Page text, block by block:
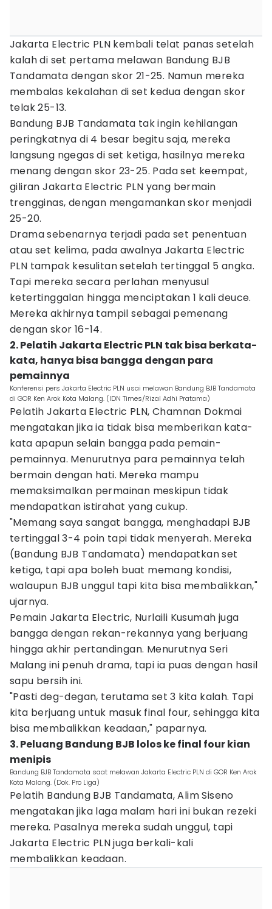
Jakarta Electric PLN kembali telat panas setelah
kalah di set pertama melawan Bandung BJB
Tandamata dengan skor 21-25. Namun mereka
membalas kekalahan di set kedua dengan skor
telak 25-13.
Bandung BJB Tandamata tak ingin kehilangan
peringkatnya di 4 besar begitu saja, mereka
langsung ngegas di set ketiga, hasilnya mereka
menang dengan skor 23-25. Pada set keempat,
giliran Jakarta Electric PLN yang bermain
trengginas, dengan mengamankan skor menjadi
25-20.
Drama sebenarnya terjadi pada set penentuan
atau set kelima, pada awalnya Jakarta Electric
PLN tampak kesulitan setelah tertinggal 5 angka.
Tapi mereka secara perlahan menyusul
ketertinggalan hingga menciptakan 1 kali deuce.
Mereka akhirnya tampil sebagai pemenang
dengan skor 16-14.
2. Pelatih Jakarta Electric PLN tak bisa berkata-
kata, hanya bisa bangga dengan para
pemainnya
Konferensi pers Jakarta Electric PLN usai melawan Bandung BJB Tandamata
di GOR Ken Arok Kota Malang. (IDN Times/Rizal Adhi Pratama)
Pelatih Jakarta Electric PLN, Chamnan Dokmai
mengatakan jika ia tidak bisa memberikan kata-
kata apapun selain bangga pada pemain-
pemainnya. Menurutnya para pemainnya telah
bermain dengan hati. Mereka mampu
memaksimalkan permainan meskipun tidak
mendapatkan istirahat yang cukup.
"Memang saya sangat bangga, menghadapi BJB
tertinggal 3-4 poin tapi tidak menyerah. Mereka
(Bandung BJB Tandamata) mendapatkan set
ketiga, tapi apa boleh buat memang kondisi,
walaupun BJB unggul tapi kita bisa membalikkan,"
ujarnya.
Pemain Jakarta Electric, Nurlaili Kusumah juga
bangga dengan rekan-rekannya yang berjuang
hingga akhir pertandingan. Menurutnya Seri
Malang ini penuh drama, tapi ia puas dengan hasil
sapu bersih ini.
"Pasti deg-degan, terutama set 3 kita kalah. Tapi
kita berjuang untuk masuk final four, sehingga kita
bisa membalikkan keadaan," paparnya.
3. Peluang Bandung BJB lolos ke final four kian
menipis
Bandung BJB Tandamata saat melawan Jakarta Electric PLN di GOR Ken Arok
Kota Malang. (Dok. Pro Liga)
Pelatih Bandung BJB Tandamata, Alim Siseno
mengatakan jika laga malam hari ini bukan rezeki
mereka. Pasalnya mereka sudah unggul, tapi
Jakarta Electric PLN juga berkali-kali
membalikkan keadaan.